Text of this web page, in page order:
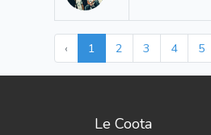
‹ 1 2 3 4 5
Le Coota